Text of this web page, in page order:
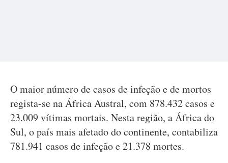
O maior número de casos de infeção e de mortos
regista-se na África Austral, com 878.432 casos e
23.009 vítimas mortais. Nesta região, a África do
Sul, o país mais afetado do continente, contabiliza
781.941 casos de infeção e 21.378 mortes.